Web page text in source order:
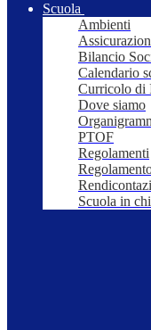
Scuola
Ambienti
Bilancio
Calendario
Curricolo di
Dove siamo
PTOF
Regolamenti
Scuola in